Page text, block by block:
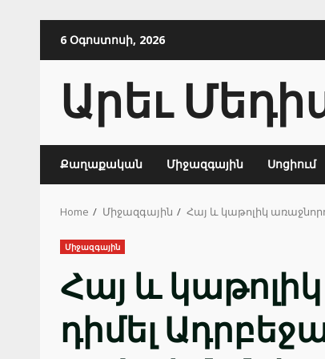
6 Օգոստոսի, 2026
Արեւ
Քաղաքական Միջազգային Սոցիում
Home Միջազգային Հայ և կաթոլիկ
Միջազգային
Հայ և
դիմել